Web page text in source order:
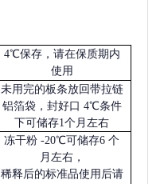
4℃保存，请在保质期内
使用
未用完的板条放回带拉链
铝箔袋，封好口 4℃条件
下可储存1个月左右
冻干粉 -20℃可储存6 个
月左右，
稀释后的标准品使用后请